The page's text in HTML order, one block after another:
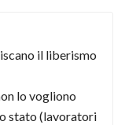
il liberismo
lo vogliono
stato (lavoratori